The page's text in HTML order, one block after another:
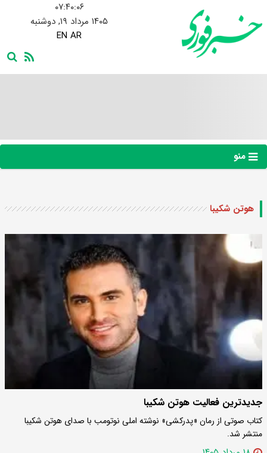
۰۷:۴۰:۰۷
۱۴۰۵ مرداد ۱۹, دوشنبه
EN AR
منو
هوتن شکیبا
جدیدترین فعالیت هوتن شکیبا
کتاب صوتی از رمان «پدرکشی» نوشته املی نوتومب با صدای هوتن شکیبا
منتشر شد.